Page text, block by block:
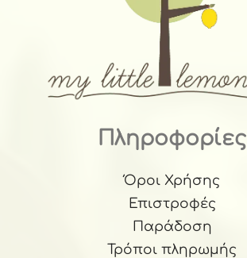
Πληροφορίες
Όροι Χρήσης
Επιστροφές
Παράδοση
Τρόποι πληρωμής